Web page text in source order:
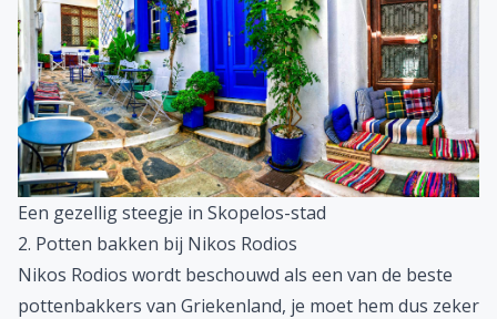
Een gezellig steegje in Skopelos-stad
2. Potten bakken bij Nikos Rodios
Nikos Rodios wordt beschouwd als een van de beste
pottenbakkers van Griekenland, je moet hem dus zeker